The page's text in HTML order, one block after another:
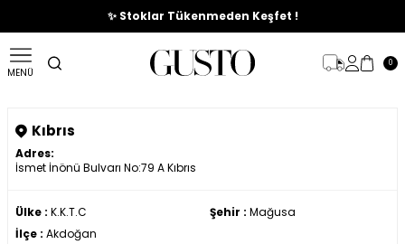
🎉%70'e Varan Büyük Yaz İndirim Başladı !
✨ Stoklar Tükenmeden Keşfet !
MENÜ
0
Kıbrıs
Adres:
İsmet İnönü Bulvarı No:79 A Kıbrıs
Ülke : K.K.T.C Şehir : Mağusa
İlçe : Akdoğan